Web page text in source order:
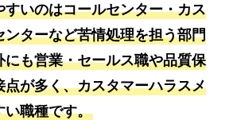
すいのはコールセンター・カス
ンターなど苦情処理を担う部門
にも営業・セールス職や品質保
点が多く、カスタマーハラスメ
い職種です。